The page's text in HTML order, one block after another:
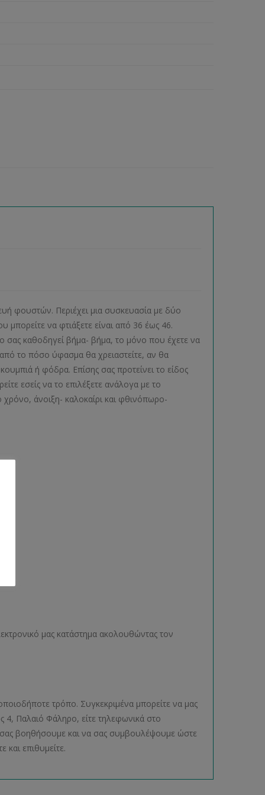
φουστών. Περιέχει μια συσκευασία με δύο
να φτιάξετε είναι από 36 έως 46.
σας καθοδηγεί βήμα- βήμα, το μόνο που έχετε να
το πόσο ύφασμα θα χρειαστείτε, αν θα
ή φόδρα. Επίσης σας προτείνει το είδος
εσείς να το επιλέξετε ανάλογα με το
άνοιξη- καλοκαίρι και φθινόπωρο-
μας κατάστημα ακολουθώντας τον
τρόπο. Συγκεκριμένα μπορείτε να μας
4, Παλαιό Φάληρο, είτε τηλεφωνικά στο
σας βοηθήσουμε και να σας συμβουλέψουμε ώστε
και επιθυμείτε.